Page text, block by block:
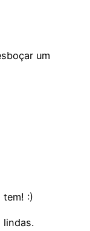
um
tem! :)
lindas.